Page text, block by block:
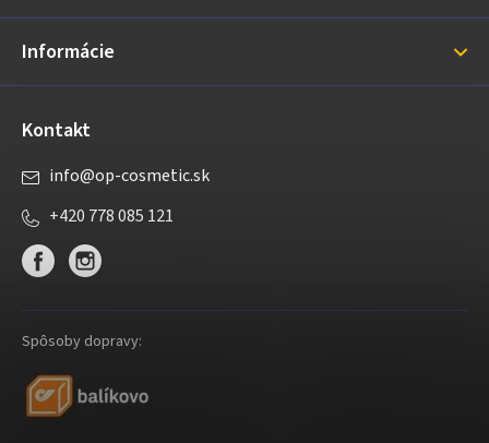
i
Informácie
Kontakt
info@op-cosmetic.sk
+420 778 085 121
Spôsoby dopravy: